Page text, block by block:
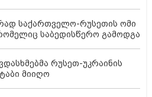
საქართველო-რუსეთის ომი
საბედისწერო გამოდგა
რუსეთ-უკრაინის
მიიღო